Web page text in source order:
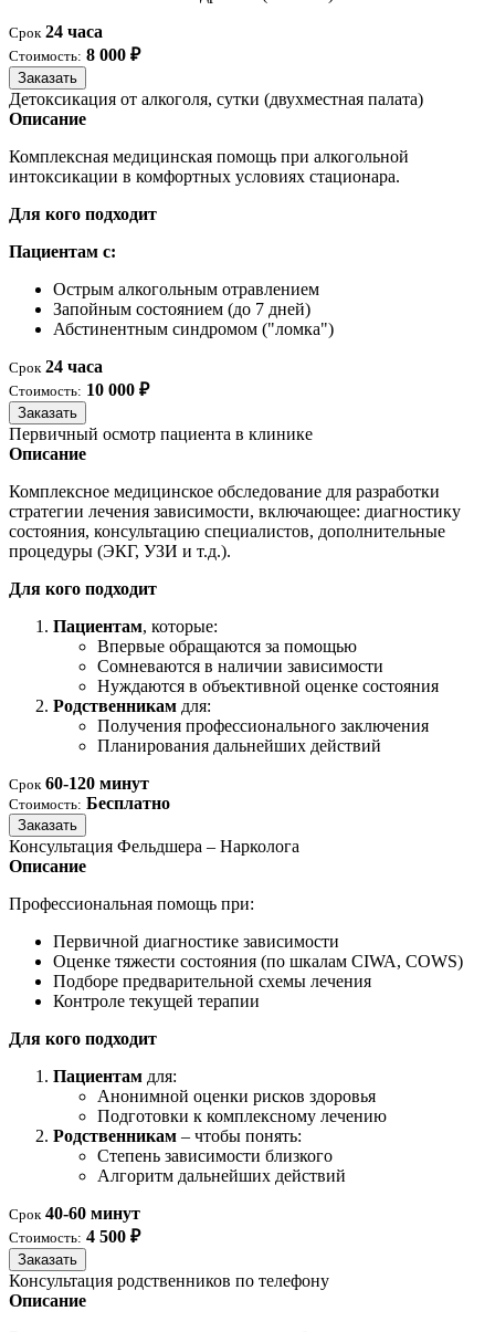
Срок 24 часа
Стоимость: 8 000 ₽
Заказать
Детоксикация от алкоголя, сутки (двухместная палата)
Описание
Комплексная медицинская помощь при алкогольной
интоксикации в комфортных условиях стационара.
Для кого подходит
Пациентам с:
Острым алкогольным отравлением
Запойным состоянием (до 7 дней)
Абстинентным синдромом ("ломка")
Срок 24 часа
Стоимость: 10 000 ₽
Заказать
Первичный осмотр пациента в клинике
Описание
Комплексное медицинское обследование для разработки
стратегии лечения зависимости, включающее: диагностику
состояния, консультацию специалистов, дополнительные
процедуры (ЭКГ, УЗИ и т.д.).
Для кого подходит
Пациентам, которые:
Впервые обращаются за помощью
Сомневаются в наличии зависимости
Нуждаются в объективной оценке состояния
Родственникам для:
Получения профессионального заключения
Планирования дальнейших действий
Срок 60-120 минут
Стоимость: Бесплатно
Заказать
Консультация Фельдшера – Нарколога
Описание
Профессиональная помощь при:
Первичной диагностике зависимости
Оценке тяжести состояния (по шкалам CIWA, COWS)
Подборе предварительной схемы лечения
Контроле текущей терапии
Для кого подходит
Пациентам для:
Анонимной оценки рисков здоровья
Подготовки к комплексному лечению
Родственникам – чтобы понять:
Степень зависимости близкого
Алгоритм дальнейших действий
Срок 40-60 минут
Стоимость: 4 500 ₽
Заказать
Консультация родственников по телефону
Описание